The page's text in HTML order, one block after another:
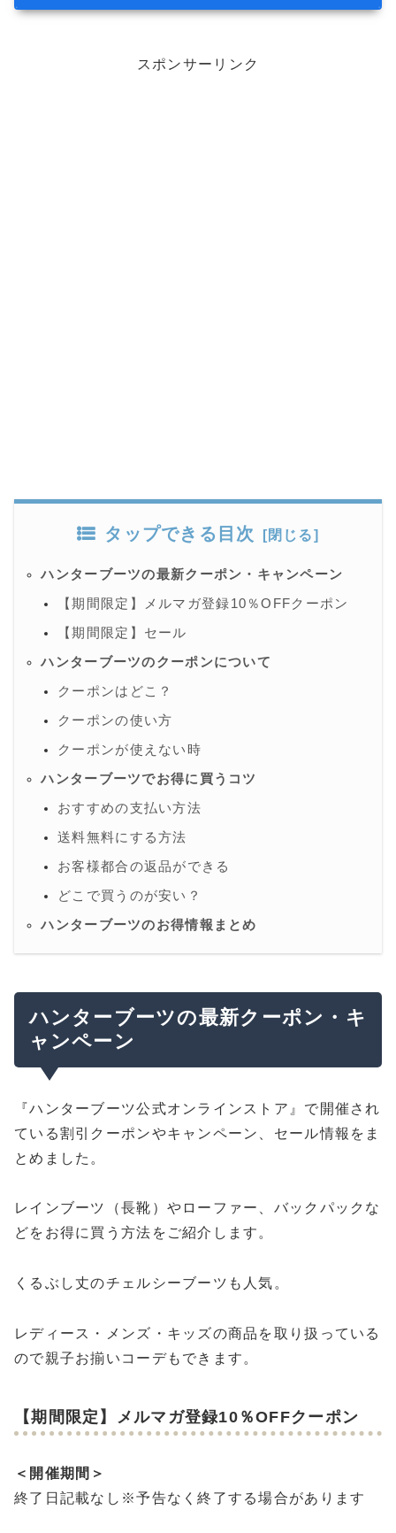
スポンサーリンク
タップできる目次
ハンターブーツの最新クーポン・キャンペーン
【期間限定】メルマガ登録10％OFFクーポン
【期間限定】セール
ハンターブーツのクーポンについて
クーポンはどこ？
クーポンの使い方
クーポンが使えない時
ハンターブーツでお得に買うコツ
おすすめの支払い方法
送料無料にする方法
お客様都合の返品ができる
どこで買うのが安い？
ハンターブーツのお得情報まとめ
ハンターブーツの最新クーポン・キ
ャンペーン
『ハンターブーツ公式オンラインストア』で開催され
ている割引クーポンやキャンペーン、セール情報をま
とめました。
レインブーツ（長靴）やローファー、バックパックな
どをお得に買う方法をご紹介します。
くるぶし丈のチェルシーブーツも人気。
レディース・メンズ・キッズの商品を取り扱っている
ので親子お揃いコーデもできます。
【期間限定】メルマガ登録10％OFFクーポン
＜開催期間＞
終了日記載なし※予告なく終了する場合があります